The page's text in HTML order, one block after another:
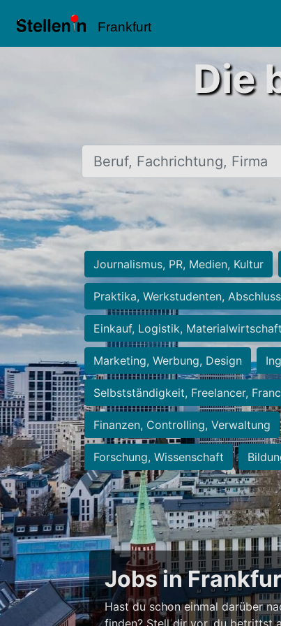
Frankfurt
Die
Beruf, Fachrichtung, Firma
Journalismus, PR, Medien, Kultur
Praktika, Werkstudenten,
Einkauf, Logistik, Materialwirtschaft
Marketing, Werbung, Design
Selbstständigkeit, Freelancer,
Finanzen, Controlling, Verwaltung
Forschung, Wissenschaft
Jobs in
Hast du schon einmal darüber